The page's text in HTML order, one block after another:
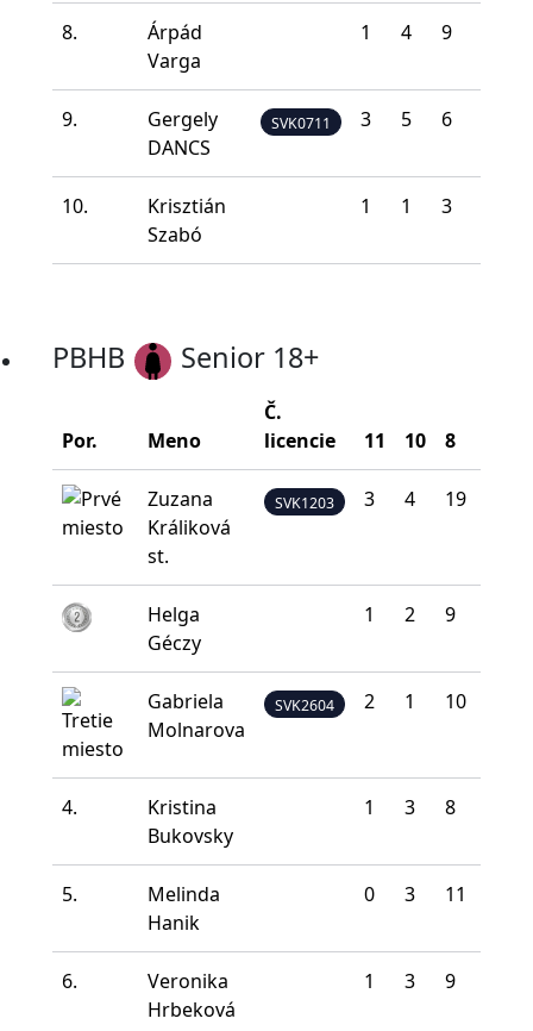
8.
Árpád
Varga
1 4 9
9.
Gergely
DANCS
SVK0711 3 5 6
10.
Krisztián
Szabó
1 1 3
PBHB Senior 18+
Por. Meno
Č.
licencie
11 10 8
Zuzana
Králiková
st.
SVK1203 3 4 19
Helga
Géczy
1 2 9
Gabriela
Molnarova
SVK2604 2 1 10
4.
Kristina
Bukovsky
1 3 8
5.
Melinda
Hanik
0 3 11
6.
Veronika
Hrbeková
1 3 9